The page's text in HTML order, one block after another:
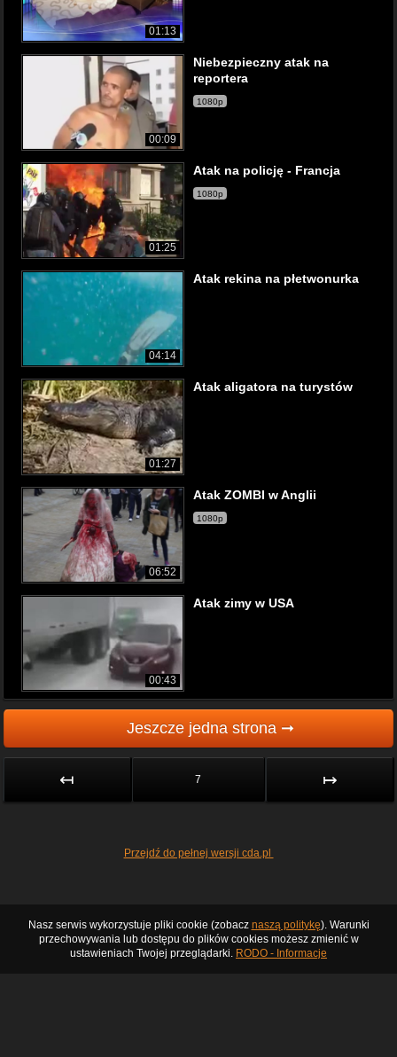
01:13
00:09
Niebezpieczny atak na
reportera
1080p
01:25
Atak na policję - Francja
1080p
04:14
Atak rekina na płetwonurka
01:27
Atak aligatora na turystów
06:52
Atak ZOMBI w Anglii
1080p
00:43
Atak zimy w USA
Jeszcze jedna strona ➞
↤ 7 ↦
Przejdź do pełnej wersji cda.pl
Nasz serwis wykorzystuje pliki cookie (zobacz naszą politykę). Warunki
przechowywania lub dostępu do plików cookies możesz zmienić w
ustawieniach Twojej przeglądarki. RODO - Informacje